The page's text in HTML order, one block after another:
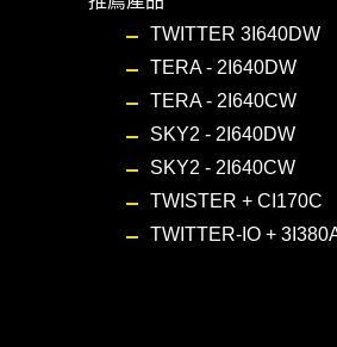
TWITTER 3I640DW
TERA - 2I640DW
TERA - 2I640CW
SKY2 - 2I640DW
SKY2 - 2I640CW
TWISTER + CI170C
TWITTER-IO +